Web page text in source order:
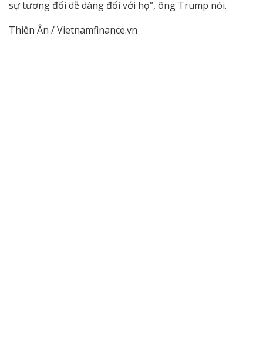
sự tương đối dễ dàng đối với họ”, ông Trump nói.
Thiên Ân / Vietnamfinance.vn